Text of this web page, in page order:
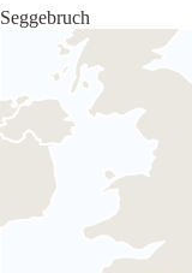
Seggebruch